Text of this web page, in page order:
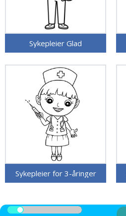
Sykepleier Glad
Sykepleier for 3-åringer